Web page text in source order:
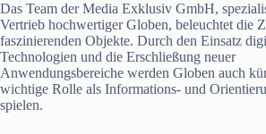
Das Team der Media Exklusiv GmbH,
Vertrieb hochwertiger Globen, beleuchtet die
faszinierenden Objekte. Durch den Einsatz
Technologien und die Erschließung neuer
Anwendungsbereiche werden Globen auch
wichtige Rolle als Informations- und
spielen.